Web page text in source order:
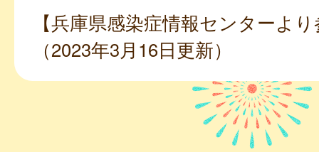
【兵庫県感染症情報センターよ
（2023年3月16日更新）